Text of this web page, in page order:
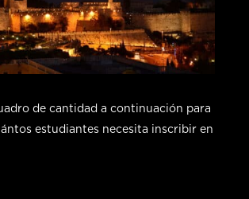
de cantidad a continuación para
estudiantes necesita inscribir en